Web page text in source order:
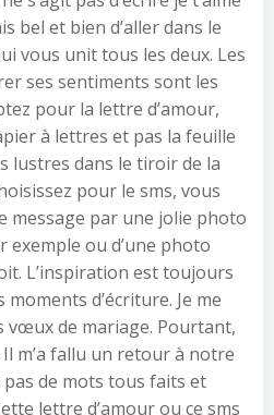
bel et bien d’aller dans le
vous unit tous les deux. Les
ses sentiments sont les
pour la lettre d’amour,
à lettres et pas la feuille
lustres dans le tiroir de la
pour le sms, vous
message par une jolie photo
exemple ou d’une photo
L’inspiration est toujours
d’écriture. Je me
vœux de mariage. Pourtant,
Il m’a fallu un retour à notre
pas de mots tous faits et
lettre d’amour ou ce sms